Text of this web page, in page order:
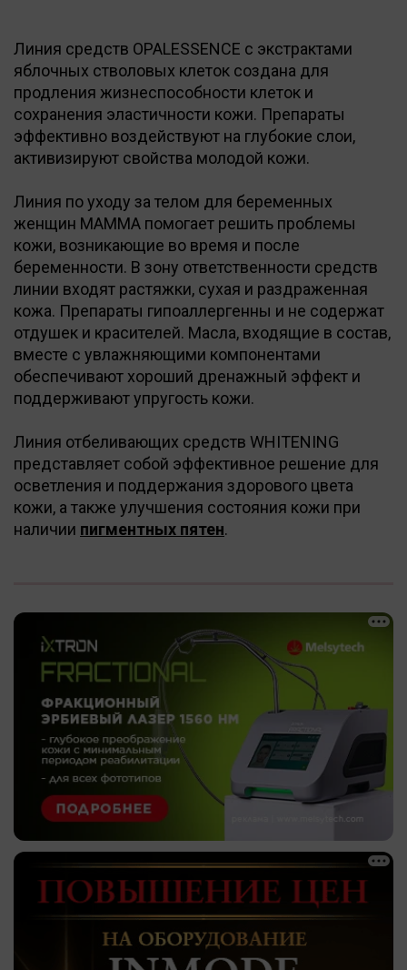
Линия средств OPALESSENCE с экстрактами
яблочных стволовых клеток создана для
продления жизнеспособности клеток и
сохранения эластичности кожи. Препараты
эффективно воздействуют на глубокие слои,
активизируют свойства молодой кожи.
Линия по уходу за телом для беременных
женщин MAMMA помогает решить проблемы
кожи, возникающие во время и после
беременности. В зону ответственности средств
линии входят растяжки, сухая и раздраженная
кожа. Препараты гипоаллергенны и не содержат
отдушек и красителей. Масла, входящие в состав,
вместе с увлажняющими компонентами
обеспечивают хороший дренажный эффект и
поддерживают упругость кожи.
Линия отбеливающих средств WHITENING
представляет собой эффективное решение для
осветления и поддержания здорового цвета
кожи, а также улучшения состояния кожи при
наличии пигментных пятен.